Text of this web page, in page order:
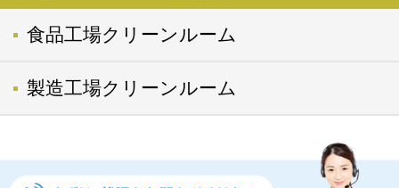
食品工場クリーンルーム
製造工場クリーンルーム